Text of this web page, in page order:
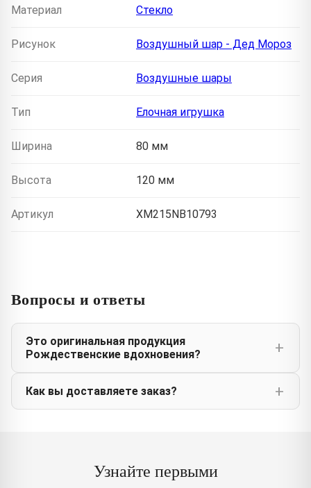
Материал Стекло
Рисунок Воздушный шар - Дед Мороз
Серия Воздушные шары
Тип Елочная игрушка
Ширина 80 мм
Высота 120 мм
Артикул XM215NB10793
Вопросы и ответы
Это оригинальная продукция
Рождественские вдохновения?
Как вы доставляете заказ?
Узнайте первыми